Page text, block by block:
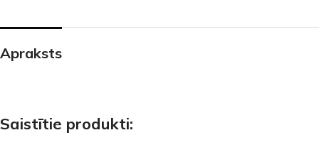
Apraksts
Saistītie produkti: